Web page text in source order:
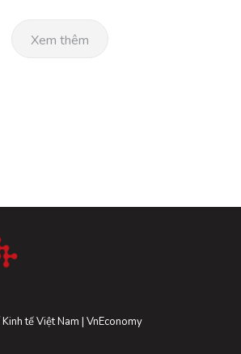
Xem thêm
tế Việt Nam | VnEconomy